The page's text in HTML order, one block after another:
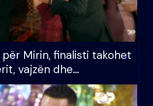
Mirin, finalisti takohet
vajzën dhe
S’kemi ndonjë letër
jo?